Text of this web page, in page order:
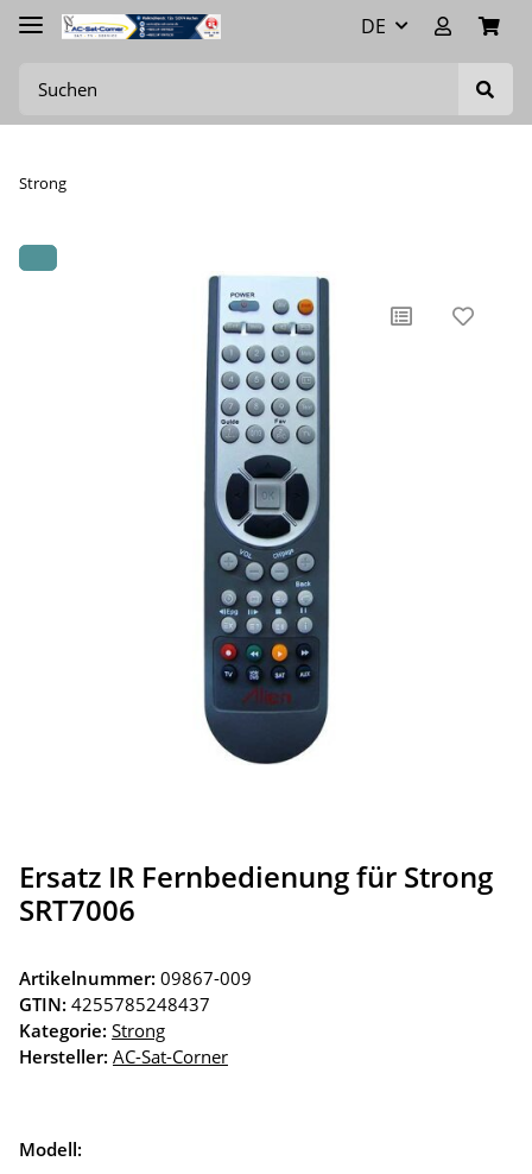
DE
Strong
Ersatz IR Fernbedienung für Strong
SRT7006
Artikelnummer: 09867-009
GTIN: 4255785248437
Kategorie: Strong
Hersteller: AC-Sat-Corner
Modell: